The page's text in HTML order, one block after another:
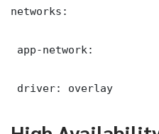
networks:
app-network:
driver: overlay